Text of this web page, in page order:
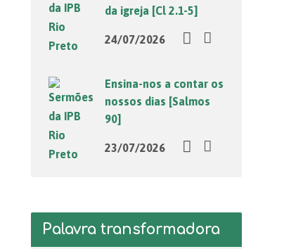
da igreja [Cl 2.1-5]
24/07/2026
Ensina-nos a contar os
nossos dias [Salmos
90]
23/07/2026
Palavra transformadora